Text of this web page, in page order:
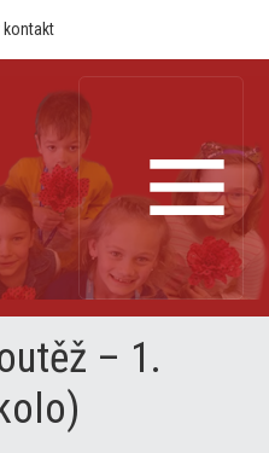
kontakt
– 1.